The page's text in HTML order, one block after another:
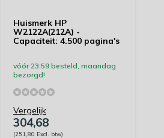
Huismerk HP
W2122A(212A) -
Capaciteit: 4.500 pagina's
vóór 23:59 besteld, maandag
bezorgd!
Vergelijk
304,68
(251,80 Excl. btw)